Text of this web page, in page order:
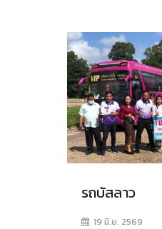
รถบัสลาว
19 มิ.ย. 2569